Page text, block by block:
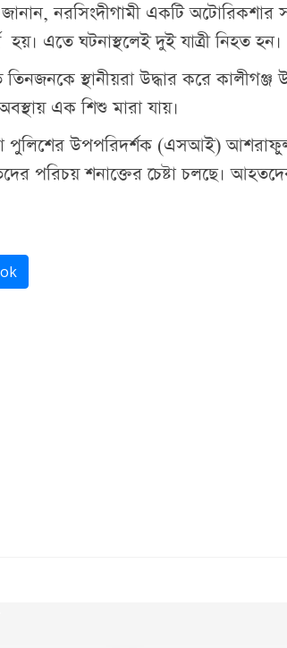
জানান, নরসিংদীগামী একটি
হয়। এতে ঘটনাস্থলেই দুই যাত্রী নিহত হন।
স্থানীয়রা উদ্ধার করে কালীগঞ্জ
এক শিশু মারা যায়।
পুলিশের উপপরিদর্শক (এসআই)
পরিচয় শনাক্তের চেষ্টা চলছে।